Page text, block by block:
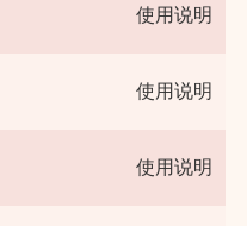
使用说明
使用说明
使用说明